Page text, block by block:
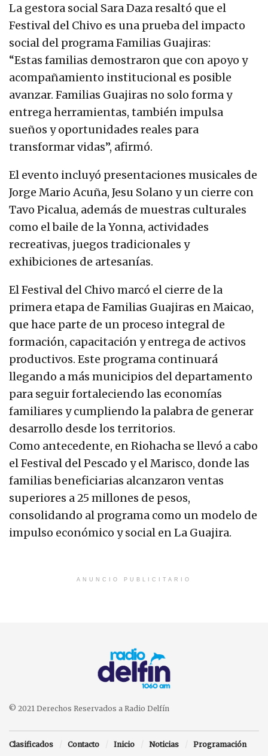
La gestora social Sara Daza resaltó que el
Festival del Chivo es una prueba del impacto
social del programa Familias Guajiras:
“Estas familias demostraron que con apoyo y
acompañamiento institucional es posible
avanzar. Familias Guajiras no solo forma y
entrega herramientas, también impulsa
sueños y oportunidades reales para
transformar vidas”, afirmó.
El evento incluyó presentaciones musicales de
Jorge Mario Acuña, Jesu Solano y un cierre con
Tavo Picalua, además de muestras culturales
como el baile de la Yonna, actividades
recreativas, juegos tradicionales y
exhibiciones de artesanías.
El Festival del Chivo marcó el cierre de la
primera etapa de Familias Guajiras en Maicao,
que hace parte de un proceso integral de
formación, capacitación y entrega de activos
productivos. Este programa continuará
llegando a más municipios del departamento
para seguir fortaleciendo las economías
familiares y cumpliendo la palabra de generar
desarrollo desde los territorios.
Como antecedente, en Riohacha se llevó a cabo
el Festival del Pescado y el Marisco, donde las
familias beneficiarias alcanzaron ventas
superiores a 25 millones de pesos,
consolidando al programa como un modelo de
impulso económico y social en La Guajira.
ANUNCIO PUBLICITARIO
© 2021 Derechos Reservados a Radio Delfín
Clasificados Contacto Inicio Noticias Programación